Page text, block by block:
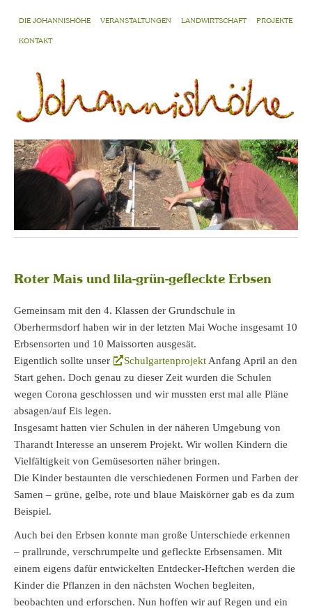
DIE JOHANNISHÖHE VERANSTALTUNGEN LANDWIRTSCHAFT PROJEKTE
KONTAKT
Roter Mais und lila-grün-gefleckte Erbsen
Gemeinsam mit den 4. Klassen der Grundschule in
Oberhermsdorf haben wir in der letzten Mai Woche insgesamt 10
Erbsensorten und 10 Maissorten ausgesät.
Eigentlich sollte unser
Schulgartenprojekt Anfang April an den
Start gehen. Doch genau zu dieser Zeit wurden die Schulen
wegen Corona geschlossen und wir mussten erst mal alle Pläne
absagen/auf Eis legen.
Insgesamt hatten vier Schulen in der näheren Umgebung von
Tharandt Interesse an unserem Projekt. Wir wollen Kindern die
Vielfältigkeit von Gemüsesorten näher bringen.
Die Kinder bestaunten die verschiedenen Formen und Farben der
Samen – grüne, gelbe, rote und blaue Maiskörner gab es da zum
Beispiel.
Auch bei den Erbsen konnte man große Unterschiede erkennen
– prallrunde, verschrumpelte und gefleckte Erbsensamen. Mit
einem eigens dafür entwickelten Entdecker-Heftchen werden die
Kinder die Pflanzen in den nächsten Wochen begleiten,
beobachten und erforschen. Nun hoffen wir auf Regen und ein